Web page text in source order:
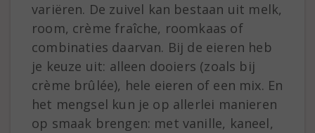
variëren. De zuivel kan bestaan uit melk,
room, crème fraîche, roomkaas of
combinaties daarvan. Bij de eieren heb
je keuze uit: alleen dooiers (zoals bij
crème brûlée), hele eieren of een mix. En
het mengsel kun je op allerlei manieren
op smaak brengen: met vanille, kaneel,